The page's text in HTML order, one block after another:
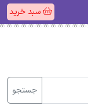
سبد خرید
جستجو